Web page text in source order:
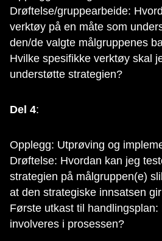
Drøftelse/gruppearbeide:
verktøy på en måte som
den/de valgte målgruppenes
Hvilke spesifikke verktøy skal
understøtte strategien?
Del 4:
Opplegg: Utprøving og
Drøftelse: Hvordan kan jeg
strategien på målgruppen(e)
at den strategiske innsatsen
Første utkast til handlingsplan:
involveres i prosessen?